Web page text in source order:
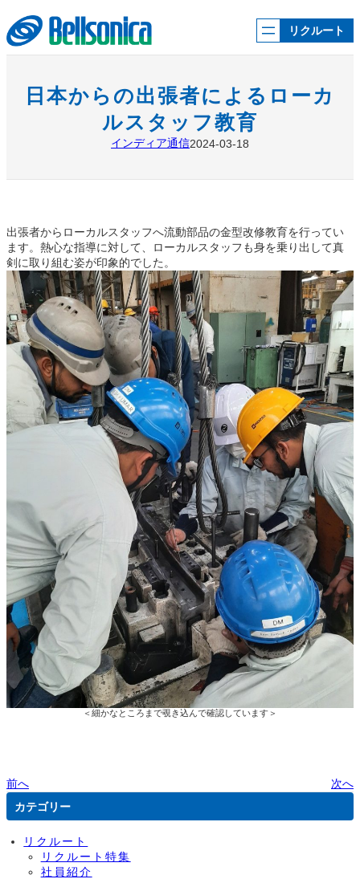
容
を
ス
リクルート
日本からの出張者によるローカ
ルスタッフ教育
インディア通信2024-03-18
出張者からローカルスタッフへ流動部品の金型改修教育を行ってい
ます。熱心な指導に対して、ローカルスタッフも身を乗り出して真
剣に取り組む姿が印象的でした。
＜細かなところまで覗き込んで確認しています＞
前へ
次へ
カテゴリー
リクルート
リクルート特集
社員紹介